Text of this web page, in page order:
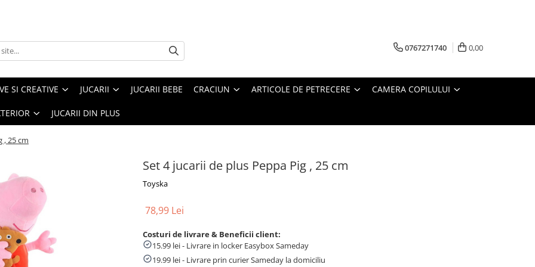
0767271740 0,00
SI CREATIVE JUCARII JUCARII BEBE CRACIUN ARTICOLE DE PETRECERE CAMERA COPILULUI
JUCARII DIN PLUS
, 25 cm
Set 4 jucarii de plus Peppa Pig , 25 cm
Toyska
78,99 Lei
Costuri de livrare & Beneficii client:
15.99 lei - Livrare in locker Easybox Sameday
19.99 lei - Livrare prin curier Sameday la domiciliu